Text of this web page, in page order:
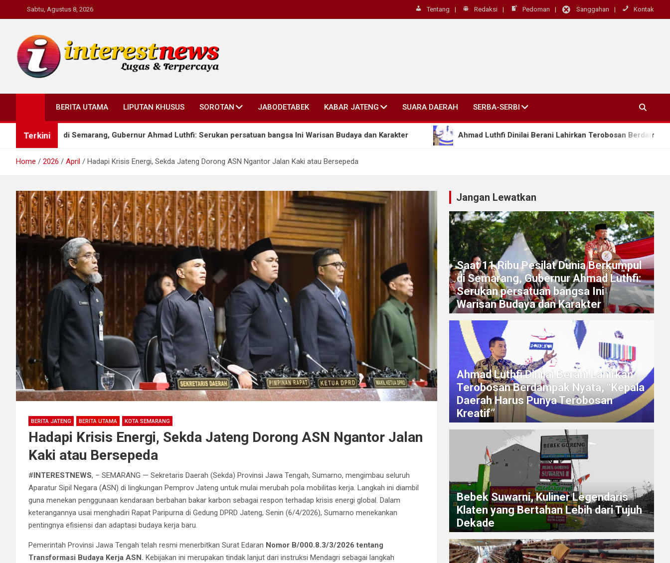
to
Sabtu, Agustus 8, 2026 Tentang Redaksi Pedoman Sanggahan Kontak
Interestnews.or.id
BERITA UTAMA LIPUTAN KHUSUS SOROTAN JABODETABEK KABAR JATENG SUARA DAERAH SERBA-SERBI
Terkini
di Semarang, Gubernur Ahmad Luthfi: Serukan persatuan bangsa Ini Warisan Budaya dan Karakter Ahmad Luthfi Dinilai Berani Lahirkan Terobosan Berdampak Nyata, “Kepala
Home 2026 April Hadapi Krisis Energi, Sekda Jateng Dorong ASN Ngantor Jalan Kaki atau Bersepeda
BERITA JATENG BERITA UTAMA KOTA SEMARANG
Hadapi Krisis Energi, Sekda Jateng Dorong ASN Ngantor Jalan
Kaki atau Bersepeda
#​ INTERESTNEWS, – SEMARANG — Sekretaris Daerah (Sekda) Provinsi Jawa Tengah, Sumarno, mengimbau seluruh
Aparatur Sipil Negara (ASN) di lingkungan Pemprov Jateng untuk mulai merubah pola mobilitas kerja. Langkah ini diambil
guna menekan penggunaan kendaraan berbahan bakar karbon sebagai respon terhadap krisis energi global. ​Dalam
keterangannya usai menghadiri Rapat Paripurna di Gedung DPRD Jateng, Senin (6/4/2026), Sumarno menekankan
pentingnya efisiensi dan adaptasi budaya kerja baru.
​Pemerintah Provinsi Jawa Tengah telah resmi menerbitkan Surat Edaran Nomor B/000.8.3/3/2026 tentang
Transformasi Budaya Kerja ASN. Kebijakan ini merupakan tindak lanjut dari instruksi Mendagri sebagai langkah
Jangan Lewatkan
Saat 11 Ribu Pesilat Dunia Berkumpul
di Semarang, Gubernur Ahmad Luthfi:
Serukan persatuan bangsa Ini
Warisan Budaya dan Karakter
Ahmad Luthfi Dinilai Berani Lahirkan
Terobosan Berdampak Nyata, “Kepala
Daerah Harus Punya Terobosan
Kreatif”
Bebek Suwarni, Kuliner Legendaris
Klaten yang Bertahan Lebih dari Tujuh
Dekade